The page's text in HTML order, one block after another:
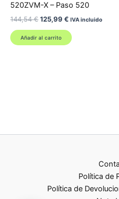
520ZVM-X – Paso 520
144,54€El
original
era:
125,99 € El
actual
es:
IVA incluido
Añadir al carrito
Política de
Política de